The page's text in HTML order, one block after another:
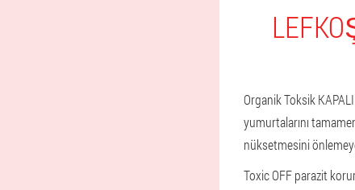
Organik Toksik
yumurtalarını
nüksetmesini
Toxic OFF parazit